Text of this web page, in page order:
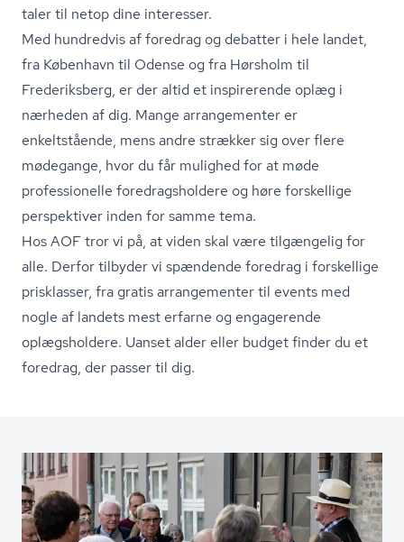
taler til netop dine interesser.
Med hundredvis af foredrag og debatter i hele landet,
fra København til Odense og fra Hørsholm til
Frederiksberg, er der altid et inspirerende oplæg i
nærheden af dig. Mange arrangementer er
enkeltstående, mens andre strækker sig over flere
mødegange, hvor du får mulighed for at møde
professionelle fored­rags­hol­de­re og høre forskellige
perspektiver inden for samme tema.
Hos AOF tror vi på, at viden skal være tilgængelig for
alle. Derfor tilbyder vi spændende foredrag i forskellige
prisklasser, fra gratis arrangementer til events med
nogle af landets mest erfarne og engagerende
oplægsholdere. Uanset alder eller budget finder du et
foredrag, der passer til dig.